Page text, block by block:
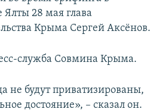
28 мая глава
Крыма Сергей Аксёнов.
служба Совмина Крыма.
не будут приватизированы,
достояние», – сказал он.